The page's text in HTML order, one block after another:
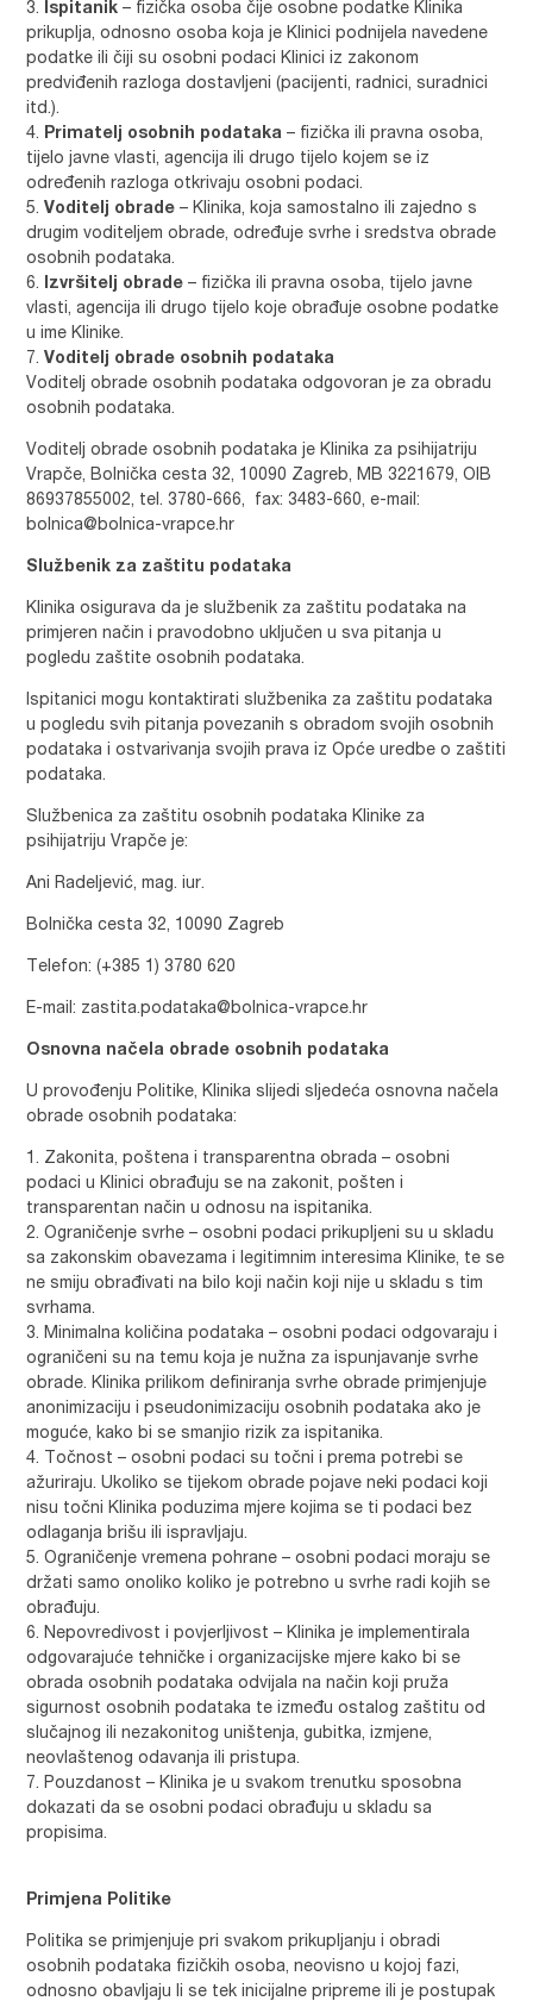
Ispitanik– fizička osoba čije osobne podatke Klinika
prikuplja, odnosno osoba koja je Klinici podnijela navedene
podatke ili čiji su osobni podaci Klinici iz zakonom
predviđenih razloga dostavljeni (pacijenti, radnici, suradnici
itd.).
Primatelj osobnih podataka – fizička ili pravna osoba,
tijelo javne vlasti, agencija ili drugo tijelo kojem se iz
određenih razloga otkrivaju osobni podaci.
Voditelj obrade – Klinika, koja samostalno ili zajedno s
drugim voditeljem obrade, određuje svrhe i sredstva obrade
osobnih podataka.
Izvršitelj obrade – fizička ili pravna osoba, tijelo javne
vlasti, agencija ili drugo tijelo koje obrađuje osobne podatke
u ime Klinike.
Voditelj obrade osobnih podataka
Voditelj obrade osobnih podataka odgovoran je za obradu
osobnih podataka.
Voditelj obrade osobnih podataka je Klinika za psihijatriju
Vrapče, Bolnička cesta 32, 10090 Zagreb, MB 3221679, OIB
86937855002, tel. 3780-666,
fax: 3483-660, e-mail:
bolnica@bolnica-vrapce.hr
Službenik za zaštitu podataka
Klinika osigurava da je službenik za zaštitu podataka na
primjeren način i pravodobno uključen u sva pitanja u
pogledu zaštite osobnih podataka.
Ispitanici mogu kontaktirati službenika za zaštitu podataka
u pogledu svih pitanja povezanih s obradom svojih osobnih
podataka i ostvarivanja svojih prava iz Opće uredbe o zaštiti
podataka.
Službenica za zaštitu osobnih podataka Klinike za
psihijatriju Vrapče je:
Ani Radeljević, mag. iur.
Bolnička cesta 32, 10090 Zagreb
Telefon: (+385 1) 3780 620
E-mail: zastita.podataka@bolnica-vrapce.hr
Osnovna načela obrade osobnih podataka
U provođenju Politike, Klinika slijedi sljedeća osnovna načela
obrade osobnih podataka:
Zakonita, poštena i transparentna obrada – osobni
podaci u Klinici obrađuju se na zakonit, pošten i
transparentan način u odnosu na ispitanika.
Ograničenje svrhe – osobni podaci prikupljeni su u skladu
sa zakonskim obavezama i legitimnim interesima Klinike, te se
ne smiju obrađivati na bilo koji način koji nije u skladu s tim
svrhama.
Minimalna količina podataka – osobni podaci odgovaraju i
ograničeni su na temu koja je nužna za ispunjavanje svrhe
obrade. Klinika prilikom definiranja svrhe obrade primjenjuje
anonimizaciju i pseudonimizaciju osobnih podataka ako je
moguće, kako bi se smanjio rizik za ispitanika.
Točnost – osobni podaci su točni i prema potrebi se
ažuriraju. Ukoliko se tijekom obrade pojave neki podaci koji
nisu točni Klinika poduzima mjere kojima se ti podaci bez
odlaganja brišu ili ispravljaju.
Ograničenje vremena pohrane – osobni podaci moraju se
držati samo onoliko koliko je potrebno u svrhe radi kojih se
obrađuju.
Nepovredivost i povjerljivost – Klinika je implementirala
odgovarajuće tehničke i organizacijske mjere kako bi se
obrada osobnih podataka odvijala na način koji pruža
sigurnost osobnih podataka te između ostalog zaštitu od
slučajnog ili nezakonitog uništenja, gubitka, izmjene,
neovlaštenog odavanja ili pristupa.
Pouzdanost – Klinika je u svakom trenutku sposobna
dokazati da se osobni podaci obrađuju u skladu sa
propisima.
Primjena Politike
Politika se primjenjuje pri svakom prikupljanju i obradi
osobnih podataka fizičkih osoba, neovisno u kojoj fazi,
odnosno obavljaju li se tek inicijalne pripreme ili je postupak